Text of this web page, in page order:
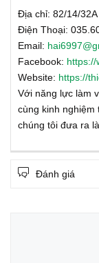
Địa chỉ: 82/14/
Điện Thoại:
Email:
Facebook: https://
Website: https://
Với năng lực làm
cùng kinh nghiệm
chúng tôi đưa ra
Đánh giá